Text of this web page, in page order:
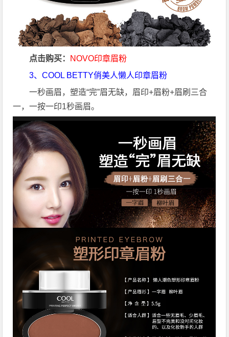
点击购买： NOVO印章眉粉
3、COOL BETTY俏美人懒人印章眉粉
一秒画眉，塑造“完”眉无缺，眉印+眉粉+眉刷三合
一，一按一印1秒画眉。